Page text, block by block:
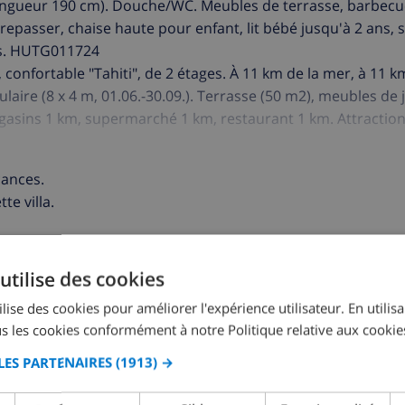
190 cm). Douche/WC. Meubles de terrasse,
chaise haute pour enfant, lit bébé jusqu'à 2 ans,
HUTG011724
"Tahiti", de 2 étages. À 11 km de la mer, à 11
(8 x 4 m, 01.06.-30.09.). Terrasse (50 m2), meubles de
1 km, supermarché 1 km, restaurant 1 km.
pas les groupes de jeunes. Environnement très
villa.
CETTE VILLA ›
des cookies
des cookies pour améliorer l'expérience utilisateur. En
les cookies conformément à notre Politique relative aux
PARTENAIRES(1913) →